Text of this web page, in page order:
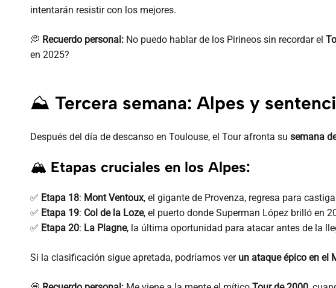
intentarán resistir con los mejores.
💭 Recuerdo personal: No puedo hablar de los Pirineos sin recordar el
en 2025?
⛰️ Tercera semana: Alpes y
Después del día de descanso en Toulouse, el Tour afronta su semana
🏔 Etapas cruciales en los Alpes:
✅ Etapa 18: Mont Ventoux, el gigante de Provenza, regresa para
✅ Etapa 19: Col de la Loze, el puerto donde Superman López brilló en
✅ Etapa 20: La Plagne, la última oportunidad para atacar antes de la
Si la clasificación sigue apretada, podríamos ver un ataque épico en el